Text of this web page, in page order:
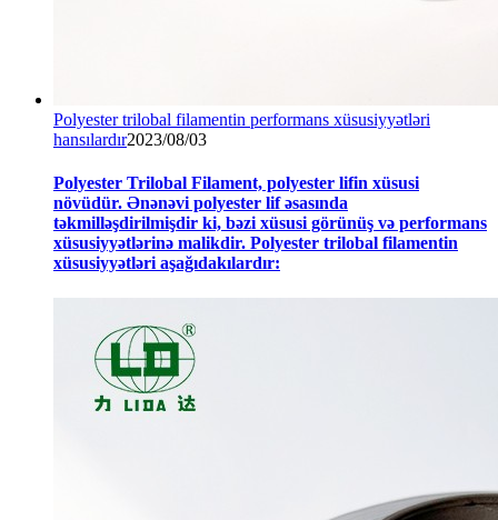
Polyester trilobal filamentin performans xüsusiyyətləri
hansılardır2023/08/03
Polyester Trilobal Filament, polyester lifin xüsusi
növüdür. Ənənəvi polyester lif əsasında
təkmilləşdirilmişdir ki, bəzi xüsusi görünüş və performans
xüsusiyyətlərinə malikdir. Polyester trilobal filamentin
xüsusiyyətləri aşağıdakılardır: